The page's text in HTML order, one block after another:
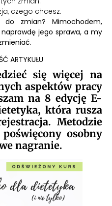
czego chcesz.
zmian? Mimochodem,
jego sprawa, a my
ARTYKUŁU
się więcej na
aspektów pracy
na 8 edycję E-
która rusza
Metodzie
osobny
nagranie.